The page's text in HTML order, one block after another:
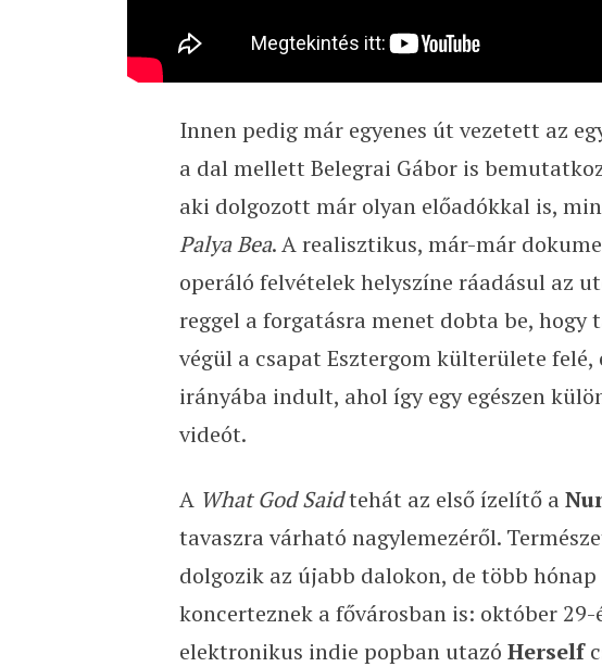
Innen pedig már egyenes út vezetett az
a dal mellett Belegrai Gábor is
aki dolgozott már olyan előadókkal is,
Palya Bea. A realisztikus, már-már
operáló felvételek helyszíne ráadásul az
reggel a forgatásra menet dobta be,
végül a csapat Esztergom külterülete
irányába indult, ahol így egy egészen
videót.
A What God Saidtehát az első ízelítő a
tavaszra várható nagylemezéről.
dolgozik az újabb dalokon, de több
koncerteznek a fővárosban is: október 29-
elektronikus indie popban utazó Herself